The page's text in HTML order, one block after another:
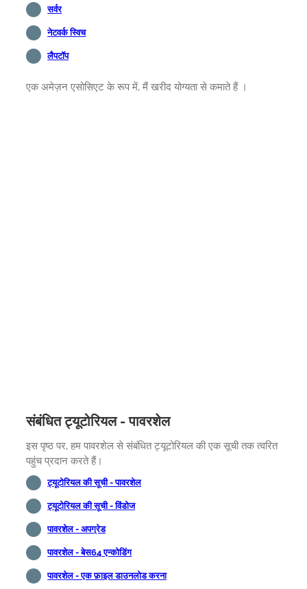
सर्वर
नेटवर्क स्विच
लैपटॉप
एक अमेज़न एसोसिएट के रूप में, मैं खरीद योग्यता से कमाते हैं ।
संबंधित ट्यूटोरियल - पावरशेल
इस पृष्ठ पर, हम पावरशेल से संबंधित ट्यूटोरियल की एक सूची तक त्वरित
पहुंच प्रदान करते हैं।
ट्यूटोरियल की सूची - पावरशेल
ट्यूटोरियल की सूची - विंडोज
पावरशेल - अपग्रेड
पावरशेल - बेस64 एन्कोडिंग
पावरशेल - एक फ़ाइल डाउनलोड करना